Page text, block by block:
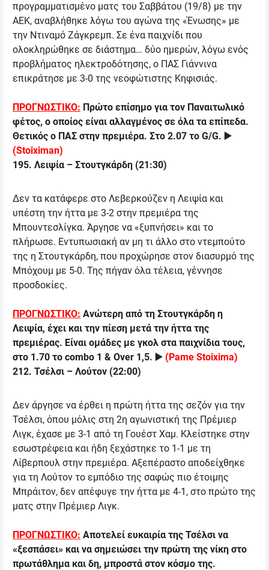
προγραμματισμένο ματς του Σαββάτου (19/8) με την
ΑΕΚ, αναβλήθηκε λόγω του αγώνα της «Ένωσης» με
την Ντιναμό Ζάγκρεμπ. Σε ένα παιχνίδι που
ολοκληρώθηκε σε διάστημα… δύο ημερών, λόγω ενός
προβλήματος ηλεκτροδότησης, ο ΠΑΣ Γιάννινα
επικράτησε με 3-0 της νεοφώτιστης Κηφισιάς.
ΠΡΟΓΝΩΣΤΙΚΟ: Πρώτο επίσημο για τον Παναιτωλικό
φέτος, ο οποίος είναι αλλαγμένος σε όλα τα επίπεδα.
Θετικός ο ΠΑΣ στην πρεμιέρα. Στο 2.07 το G/G. ▶️
(Stoiximan)
195. Λειψία – Στουτγκάρδη (21:30)
Δεν τα κατάφερε στο Λεβερκούζεν η Λειψία και
υπέστη την ήττα με 3-2 στην πρεμιέρα της
Μπουντεσλίγκα. Άργησε να «ξυπνήσει» και το
πλήρωσε. Εντυπωσιακή αν μη τι άλλο στο ντεμπούτο
της η Στουτγκάρδη, που προχώρησε στον διασυρμό της
Μπόχουμ με 5-0. Της πήγαν όλα τέλεια, γέννησε
προσδοκίες.
ΠΡΟΓΝΩΣΤΙΚΟ: Ανώτερη από τη Στουτγκάρδη η
Λειψία, έχει και την πίεση μετά την ήττα της
πρεμιέρας. Είναι ομάδες με γκολ στα παιχνίδια τους,
στο 1.70 το combo 1 & Over 1,5. ▶️ (Pame Stoixima)
212. Τσέλσι – Λούτον (22:00)
Δεν άργησε να έρθει η πρώτη ήττα της σεζόν για την
Τσέλσι, όπου μόλις στη 2η αγωνιστική της Πρέμιερ
Λιγκ, έχασε με 3-1 από τη Γουέστ Χαμ. Κλείστηκε στην
εσωστρέφεια και ήδη ξεχάστηκε το 1-1 με τη
Λίβερπουλ στην πρεμιέρα. Αξεπέραστο αποδείχθηκε
για τη Λούτον το εμπόδιο της σαφώς πιο έτοιμης
Μπράιτον, δεν απέφυγε την ήττα με 4-1, στο πρώτο της
ματς στην Πρέμιερ Λιγκ.
ΠΡΟΓΝΩΣΤΙΚΟ: Αποτελεί ευκαιρία της Τσέλσι να
«ξεσπάσει» και να σημειώσει την πρώτη της νίκη στο
πρωτάθλημα και δη, μπροστά στον κόσμο της.